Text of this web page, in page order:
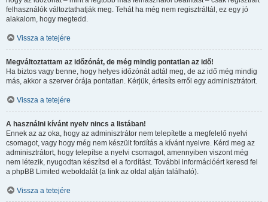
felhasználók változtathatják meg. Tehát ha még nem regisztráltál, ez egy jó
alakalom, hogy megtedd.
Vissza a tetejére
Megváltoztattam az időzónát, de még mindig pontatlan az idő!
Ha biztos vagy benne, hogy helyes időzónát adtál meg, de az idő még mindig
más, akkor a szerver órája pontatlan. Kérjük, értesíts erről egy adminisztrátort.
Vissza a tetejére
A használni kívánt nyelv nincs a listában!
Ennek az az oka, hogy az adminisztrátor nem telepítette a megfelelő nyelvi
csomagot, vagy hogy még nem készült fordítás a kívánt nyelvre. Kérd meg az
adminisztrátort, hogy telepítse a nyelvi csomagot, amennyiben viszont még
nem létezik, nyugodtan készítsd el a fordítást. További információért keresd fel
a phpBB Limited weboldalát (a link az oldal alján található).
Vissza a tetejére